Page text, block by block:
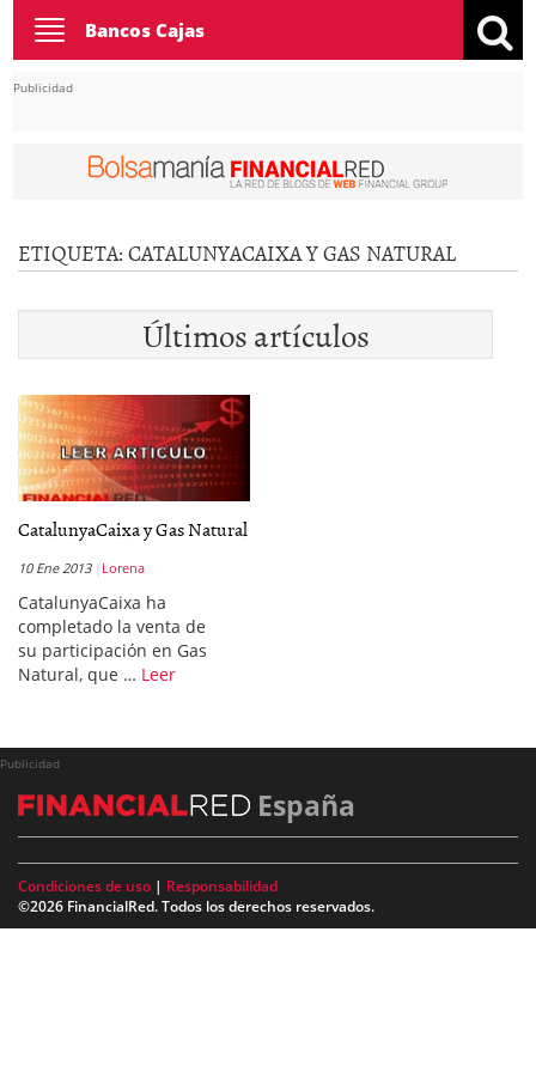
Toggle
navigation
Bancos Cajas
Publicidad
ETIQUETA:CATALUNYACAIXA Y GAS NATURAL
Últimos artículos
CatalunyaCaixa y Gas Natural
10 Ene 2013 Lorena
CatalunyaCaixa ha
completado la venta de
su participación en Gas
Natural, que … Leer
Publicidad
España
Condiciones de uso | Responsabilidad
©2026 FinancialRed. Todos los derechos reservados.